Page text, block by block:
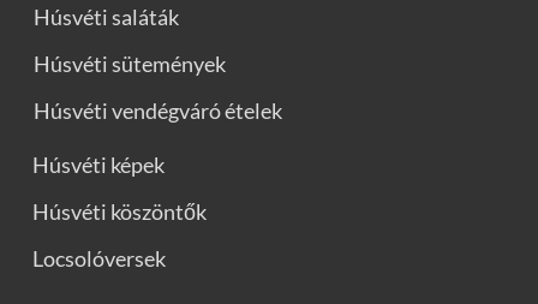
Húsvéti saláták
Húsvéti sütemények
Húsvéti vendégváró ételek
Húsvéti képek
Húsvéti köszöntők
Locsolóversek